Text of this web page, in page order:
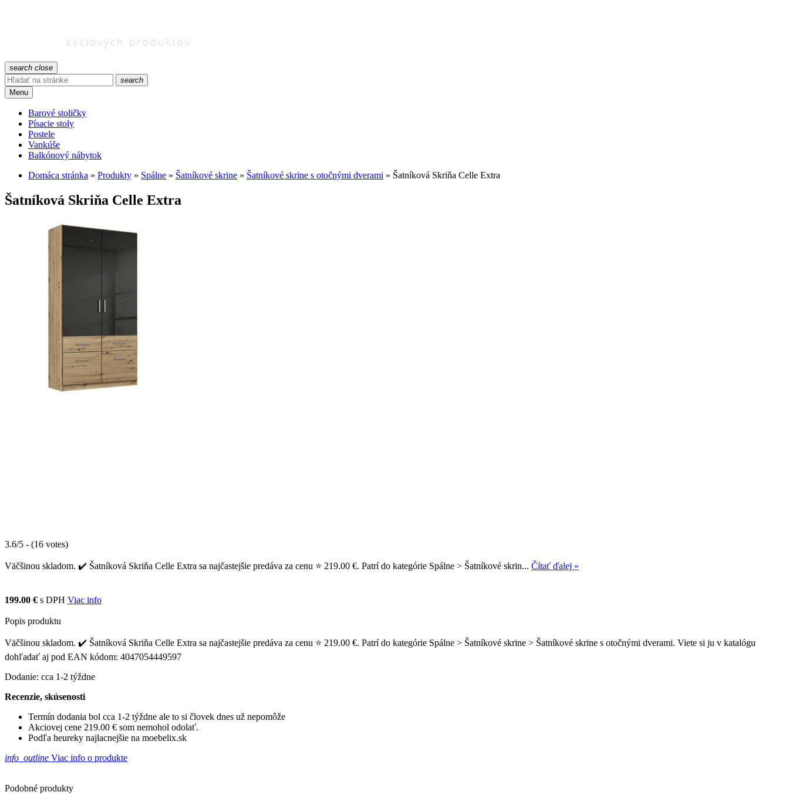
search close
search
Menu
Barové stoličky
Písacie stoly
Postele
Vankúše
Balkónový nábytok
Domáca stránka » Produkty » Spálne » Šatníkové skrine » Šatníkové skrine s otočnými dverami » Šatníková Skriňa Celle Extra
Šatníková Skriňa Celle Extra
3.6/5 - (16 votes)
Väčšinou skladom. ✔️ Šatníková Skriňa Celle Extra sa najčastejšie predáva za cenu ⭐ 219.00 €. Patrí do kategórie Spálne > Šatníkové skrin... Čítať ďalej »
199.00 € s DPH Viac info
Popis produktu
Väčšinou skladom. ✔️ Šatníková Skriňa Celle Extra sa najčastejšie predáva za cenu ⭐ 219.00 €. Patrí do kategórie Spálne > Šatníkové skrine > Šatníkové skrine s otočnými dverami. Viete si ju v katalógu
dohľadať aj pod EAN kódom: 4047054449597
Dodanie: cca 1-2 týždne
Recenzie, skúsenosti
Termín dodania bol cca 1-2 týždne ale to si človek dnes už nepomôže
Akciovej cene 219.00 € som nemohol odolať.
Podľa heureky najlacnejšie na moebelix.sk
info_outline Viac info o produkte
Podobné produkty